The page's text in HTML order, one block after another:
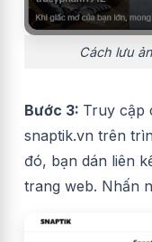
Cách lưu
Bước 3: Truy cập
snaptik.vn trên
đó, bạn dán liên
trang web. Nhấn